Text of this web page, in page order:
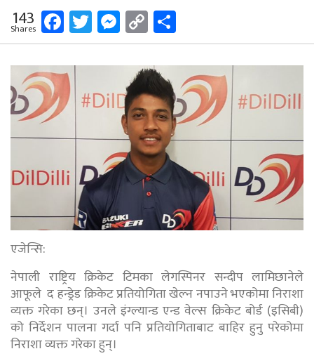
143
Shares Facebook
Twitter
Messenger
Copy
Link
एजेन्सि:
नेपाली राष्ट्रिय क्रिकेट टिमका लेगस्पिनर सन्दीप लामिछानेले
आफूले द हन्ड्रेड क्रिकेट प्रतियोगिता खेल्न नपाउने भएकोमा निराशा
व्यक्त गरेका छन्। उनले इंग्ल्यान्ड एन्ड वेल्स क्रिकेट बोर्ड (इसिबी)
को निर्देशन पालना गर्दा पनि प्रतियोगिताबाट बाहिर हुनु परेकोमा
निराशा व्यक्त गरेका हुन्।